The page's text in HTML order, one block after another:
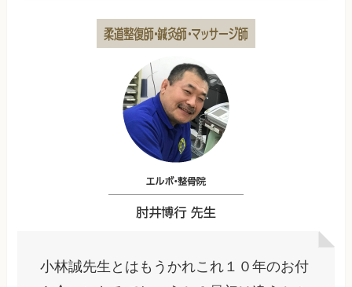
小林誠先生とはもうかれこれ１０年のお付